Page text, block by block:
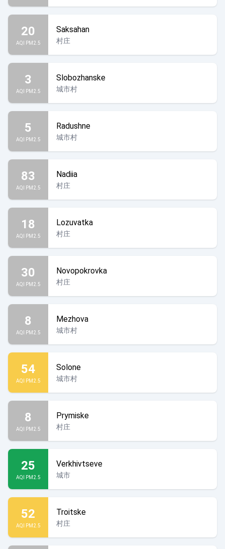
20
AQI PM2.5
Saksahan
村庄
3
AQI PM2.5
Slobozhanske
城市村
5
AQI PM2.5
Radushne
城市村
83
AQI PM2.5
Nadiia
村庄
18
AQI PM2.5
Lozuvatka
村庄
30
AQI PM2.5
Novopokrovka
村庄
8
AQI PM2.5
Mezhova
城市村
54
AQI PM2.5
Solone
城市村
8
AQI PM2.5
Prymiske
村庄
25
AQI PM2.5
Verkhivtseve
城市
52
AQI PM2.5
Troitske
村庄